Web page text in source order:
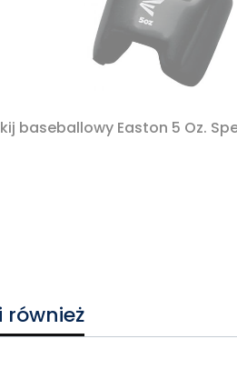
baseballowy Easton 5 Oz.
również